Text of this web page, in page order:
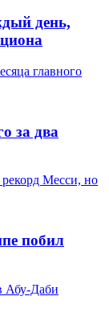
день,
главного
за два
Месси, но
побил
Абу-Даби